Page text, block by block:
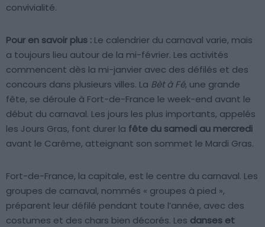
convivialité.
Pour en savoir plus : Le calendrier du carnaval varie, mais
a toujours lieu autour de la mi-février. Les activités
commencent dès la mi-janvier avec des défilés et des
concours dans plusieurs villes. La Bèt à Fé, une grande
fête, se déroule à Fort-de-France le week-end avant le
début du carnaval. Les jours les plus importants, appelés
les Jours Gras, font durer la fête du samedi au mercredi
avant le Carême, atteignant son sommet le Mardi Gras.
Fort-de-France, la capitale, est le centre du carnaval. Les
groupes de carnaval, nommés « groupes à pied »,
préparent leur défilé pendant toute l’année, avec des
costumes et des chars bien décorés. Les danses et